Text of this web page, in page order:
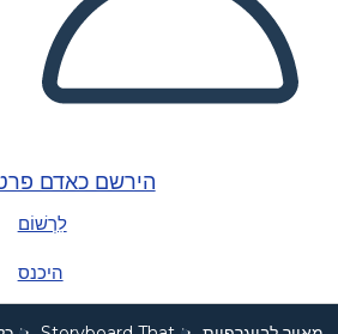
הירשם כאדם
לִרְשׁוֹם
היכנס